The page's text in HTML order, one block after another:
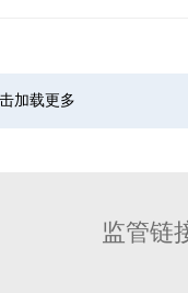
加载更多
监管链